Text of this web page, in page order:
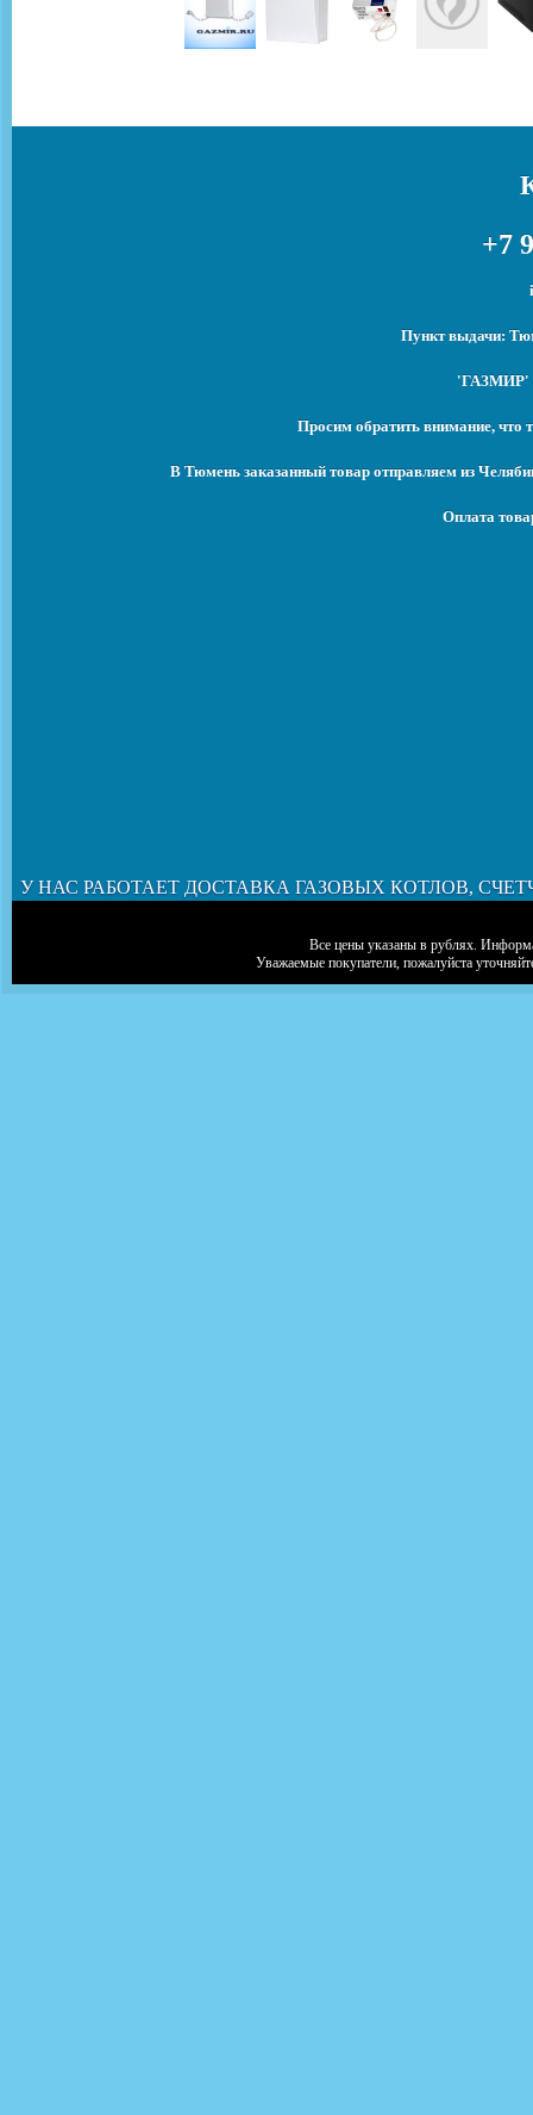
+7
Пункт выдачи:
'ГАЗМИР' -
Просим обратить внимание, что
В Тюмень заказанный товар отправляем из
Оплата
У НАС РАБОТАЕТ ДОСТАВКА ГАЗОВЫХ КОТЛОВ,
Все цены указаны в рублях.
Уважаемые покупатели, пожалуйста